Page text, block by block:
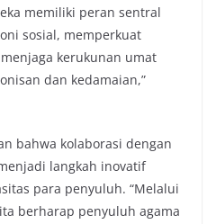
memiliki peran sentral
sosial, memperkuat
kerukunan umat
dan kedamaian,”
bahwa kolaborasi dengan
langkah inovatif
para penyuluh. “Melalui
berharap penyuluh agama